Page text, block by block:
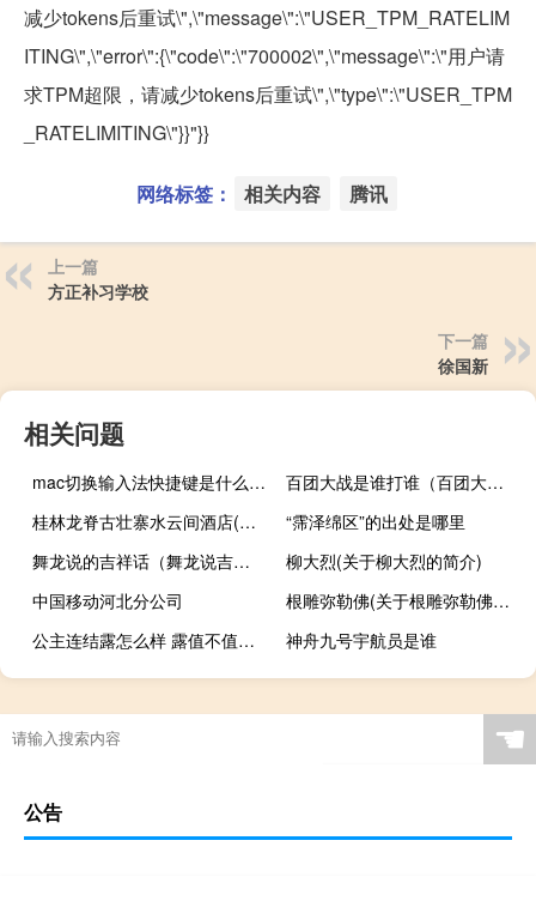
减少tokens后重试\",\"message\":\"USER_TPM_RATELIM
ITING\",\"error\":{\"code\":\"700002\",\"message\":\"用户请
求TPM超限，请减少tokens后重试\",\"type\":\"USER_TPM
_RATELIMITING\"}}"}}
网络标签： 相关内容 腾讯
上一篇
方正补习学校
下一篇
徐国新
相关问题
mac切换输入法快捷键是什么（苹果电脑怎么切换输入法）
百团大战是谁打谁（百团大战是谁指挥的）
桂林龙脊古壮寨水云间酒店(关于桂林龙脊古壮寨水云间酒店的简介)
“霈泽绵区”的出处是哪里
舞龙说的吉祥话（舞龙说吉祥语）
柳大烈(关于柳大烈的简介)
中国移动河北分公司
根雕弥勒佛(关于根雕弥勒佛的简介)
公主连结露怎么样 露值不值得培养
神舟九号宇航员是谁
☚
公告